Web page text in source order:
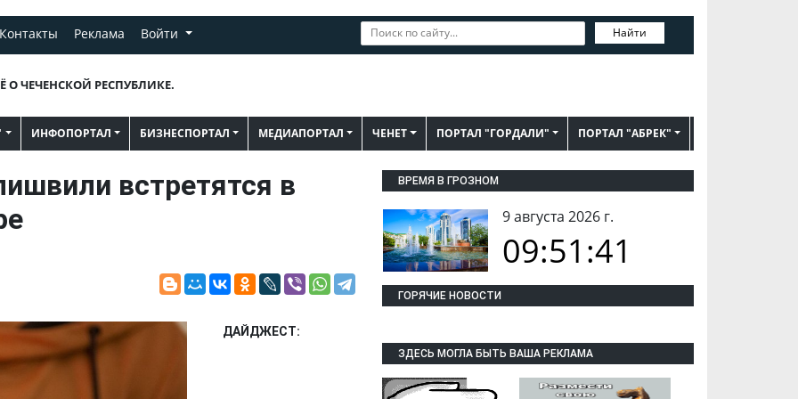
Контакты Реклама Войти Найти
О ЧЕЧЕНСКОЙ РЕСПУБЛИКЕ.
ИНФОПОРТАЛ БИЗНЕСПОРТАЛ МЕДИАПОРТАЛ ЧЕНЕТ ПОРТАЛ "ГОРДАЛИ" ПОРТАЛ "АБРЕК"
встретятся в
ДАЙДЖЕСТ:
ВРЕМЯ В ГРОЗНОМ
9 августа 2026 г.
09:51:42
ГОРЯЧИЕ НОВОСТИ
ЗДЕСЬ МОГЛА БЫТЬ ВАША РЕКЛАМА